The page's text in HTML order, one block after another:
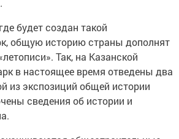
будет создан такой
общую историю страны дополнят
Так, на Казанской
в настоящее время отведены два
из экспозиций общей истории
сведения об истории и